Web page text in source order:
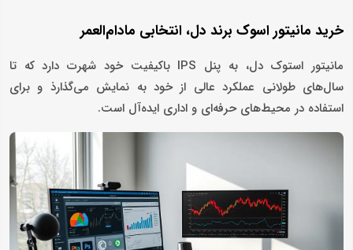
خرید مانیتور اسوک برند دل، انتخابی مادام‌العمر
مانیتور استوک دل، به پنل‌ IPS باکیفیت خود شهرت دارد که تا
سال‌های طولانی عملکرد عالی از خود به نمایش می‌گذارذ و برای
استفاده در محیط‌های حرفه‌ای و اداری ایده‌آل است.